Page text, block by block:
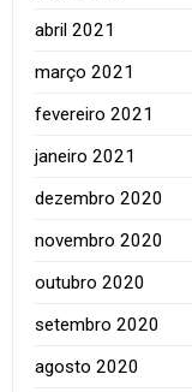
abril 2021
março 2021
fevereiro 2021
janeiro 2021
dezembro 2020
novembro 2020
outubro 2020
setembro 2020
agosto 2020